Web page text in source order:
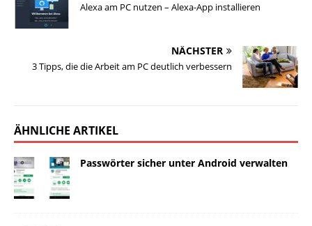
Alexa am PC nutzen – Alexa-App installieren
NÄCHSTER
3 Tipps, die die Arbeit am PC deutlich verbessern
ÄHNLICHE ARTIKEL
Passwörter sicher unter Android verwalten